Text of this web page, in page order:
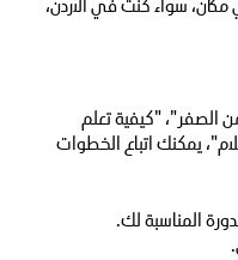
من الصفر"، "كيفية تعلم
يمكنك اتباع الخطوات
المناسبة لك.